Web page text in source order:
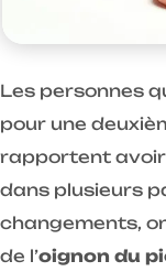
Les personnes
pour une
rapportent
dans plusieurs
changements,
de l’oignon du